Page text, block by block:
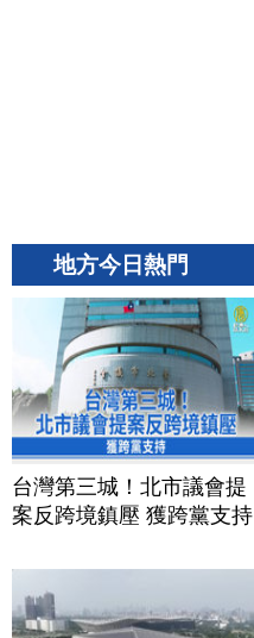
地方今日熱門
台灣第三城！北市議會提
案反跨境鎮壓 獲跨黨支持